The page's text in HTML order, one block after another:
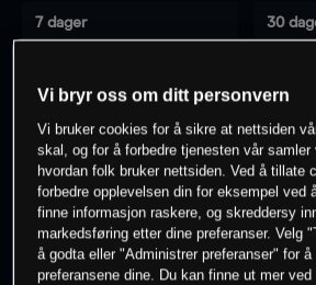
7 dager 30
0% av kunder erpå dette
Søk om konto
Vi bryr oss om ditt personvern
Vi bruker cookies for å sikre at nettsiden
skal, og for å forbedre tjenesten vår
hvordan folk bruker nettsiden. Ved å tillate
forbedre opplevelsen din for eksempel ved
finne informasjon raskere, og skreddersy
markedsføring etter dine preferanser. Velg
å godta eller "Administrer preferanser" for
preferansene dine. Du kan finne ut mer